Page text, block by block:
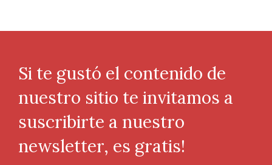
Si te gustó el contenido de
nuestro sitio te invitamos a
suscribirte a nuestro
newsletter, es gratis!